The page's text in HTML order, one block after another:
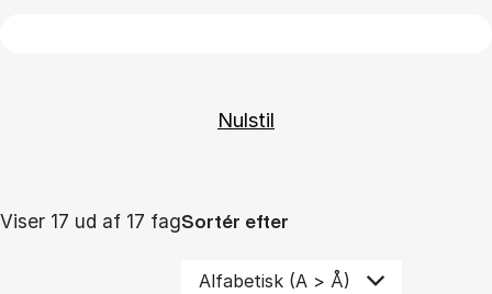
Viser 17 ud af 17 fagSortér efter